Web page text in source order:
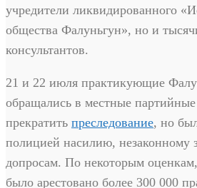
учредители ликвидированного
общества Фалуньгун», но и
консультантов.
21 и 22 июля практикующие
обращались в местные
прекратить преследование, но
полицией насилию, незаконному
допросам. По некоторым оценкам,
было арестовано более 300 000